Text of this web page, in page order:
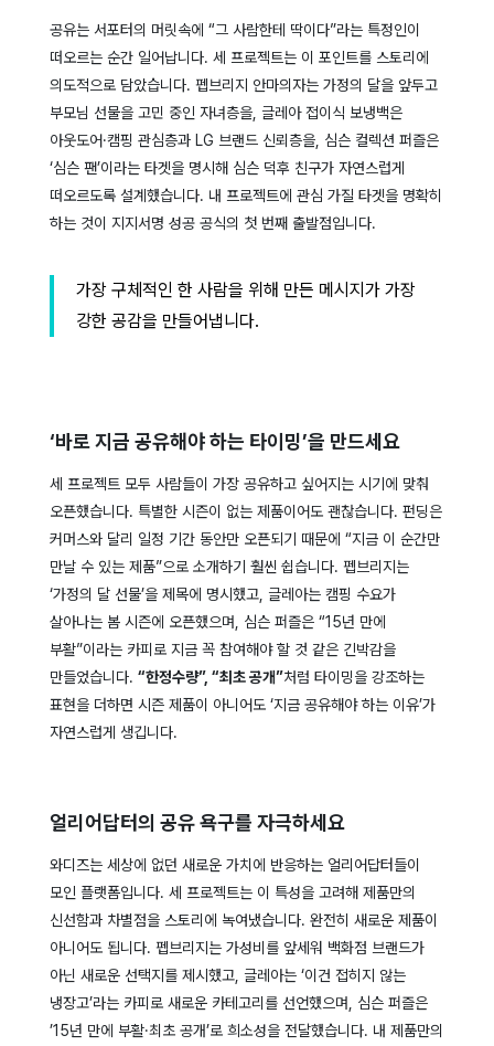
공유는 서포터의 머릿속에 “그 사람한테 딱이다”라는 특정인이
떠오르는 순간 일어납니다. 세 프로젝트는 이 포인트를 스토리에
의도적으로 담았습니다. 펩브리지 안마의자는 가정의 달을 앞두고
부모님 선물을 고민 중인 자녀층을, 글레아 접이식 보냉백은
아웃도어·캠핑 관심층과 LG 브랜드 신뢰층을, 심슨 컬렉션 퍼즐은
‘심슨 팬’이라는 타겟을 명시해 심슨 덕후 친구가 자연스럽게
떠오르도록 설계했습니다. 내 프로젝트에 관심 가질 타겟을 명확히
하는 것이 지지서명 성공 공식의 첫 번째 출발점입니다.
가장 구체적인 한 사람을 위해 만든 메시지가 가장
강한 공감을 만들어냅니다.
‘바로 지금 공유해야 하는 타이밍’을 만드세요
세 프로젝트 모두 사람들이 가장 공유하고 싶어지는 시기에 맞춰
오픈했습니다. 특별한 시즌이 없는 제품이어도 괜찮습니다. 펀딩은
커머스와 달리 일정 기간 동안만 오픈되기 때문에 “지금 이 순간만
만날 수 있는 제품”으로 소개하기 훨씬 쉽습니다. 펩브리지는
‘가정의 달 선물’을 제목에 명시했고, 글레아는 캠핑 수요가
살아나는 봄 시즌에 오픈했으며, 심슨 퍼즐은 “15년 만에
부활”이라는 카피로 지금 꼭 참여해야 할 것 같은 긴박감을
만들었습니다. “한정수량”, “최초 공개”처럼 타이밍을 강조하는
표현을 더하면 시즌 제품이 아니어도 ‘지금 공유해야 하는 이유’가
자연스럽게 생깁니다.
얼리어답터의 공유 욕구를 자극하세요
와디즈는 세상에 없던 새로운 가치에 반응하는 얼리어답터들이
모인 플랫폼입니다. 세 프로젝트는 이 특성을 고려해 제품만의
신선함과 차별점을 스토리에 녹여냈습니다. 완전히 새로운 제품이
아니어도 됩니다. 펩브리지는 가성비를 앞세워 백화점 브랜드가
아닌 새로운 선택지를 제시했고, 글레아는 ‘이건 접히지 않는
냉장고’라는 카피로 새로운 카테고리를 선언했으며, 심슨 퍼즐은
’15년 만에 부활·최초 공개’로 희소성을 전달했습니다. 내 제품만의